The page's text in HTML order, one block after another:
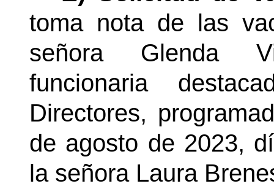
toma nota de las
señora Glenda
funcionaria
Directores,
de agosto de 2023,
la señora Laura